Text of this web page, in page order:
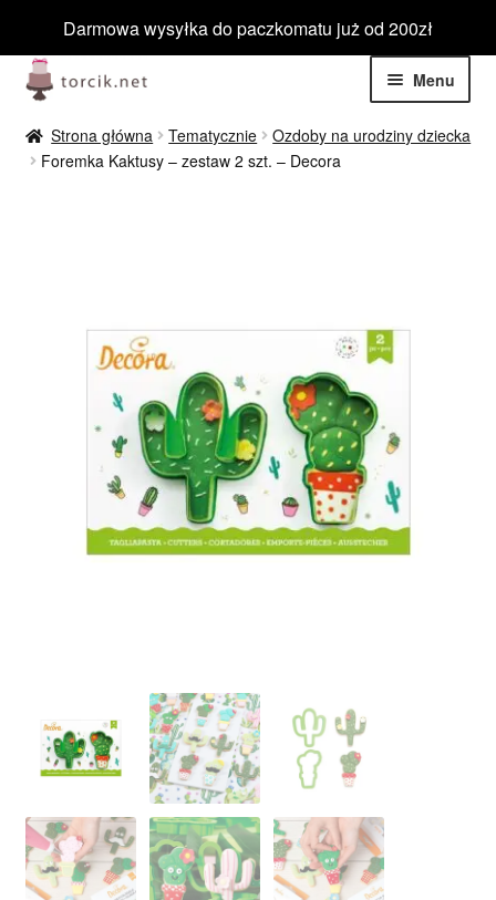
Darmowa wysyłka do paczkomatu już od 200zł
Przejdź
do
nawigacji
Przejdź
do
treści
Menu
Jadalne
Rozwiń
Wyprzedaż
Ozdoby na tort weselny
Strona główna Tematycznie
Ozdoby na urodziny dziecka
Foremka Kaktusy – zestaw 2 szt. – Decora